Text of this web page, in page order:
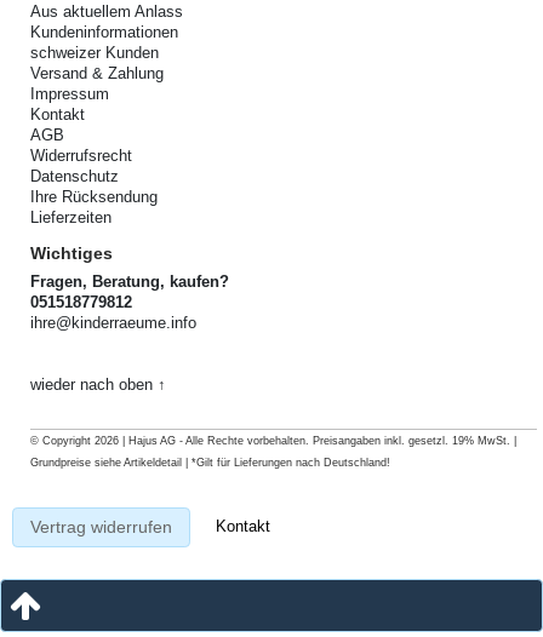
Aus aktuellem Anlass
Kundeninformationen
schweizer Kunden
Versand & Zahlung
Impressum
Kontakt
AGB
Widerrufsrecht
Datenschutz
Ihre Rücksendung
Lieferzeiten
Wichtiges
Fragen, Beratung, kaufen?
051518779812
ihre@kinderraeume.info
wieder nach oben ↑
© Copyright 2026 | Hajus AG - Alle Rechte vorbehalten. Preisangaben inkl. gesetzl. 19% MwSt. |
Grundpreise siehe Artikeldetail | *Gilt für Lieferungen nach Deutschland!
Vertrag widerrufen Kontakt